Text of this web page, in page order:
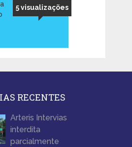
5 visualizações
RECENTES
Arteris Intervias
interdita
parcialmente